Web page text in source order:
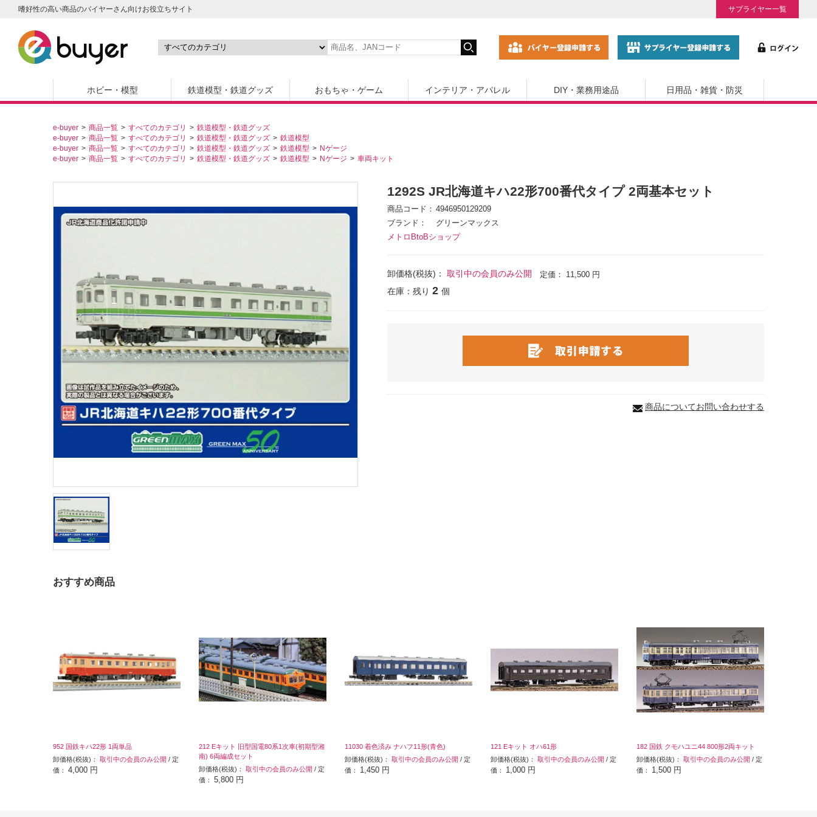
嗜好性の高い商品のバイヤーさん向けお役立ちサイト サプライヤー一覧
ホビー・模型 鉄道模型・鉄道グッズ おもちゃ・ゲーム インテリア・アパレル DIY・業務用途品 日用品・雑貨・防災
e-buyer 商品一覧 すべてのカテゴリ
鉄道模型・鉄道グッズ
e-buyer
商品一覧 すべてのカテゴリ 鉄道模型・鉄道グッズ
鉄道模型
e-buyer
商品一覧 すべてのカテゴリ 鉄道模型・鉄道グッズ 鉄道模型
Nゲージ
e-buyer
商品一覧 すべてのカテゴリ 鉄道模型・鉄道グッズ 鉄道模型 Nゲージ 車両キット
1292S JR北海道キハ22形700番代タイプ 2両基本セット
商品コード
4946950129209
ブランド
グリーンマックス
メトロBtoBショップ
卸価格(税抜)： 取引中の会員のみ公開 定価： 11,500 円
在庫：残り 2 個
商品についてお問い合わせする
おすすめ商品
952 国鉄キハ22形 1両単品
卸価格(税抜)： 取引中の会員のみ公開 / 定
価： 4,000 円
212 Eキット 旧型国電80系1次車(初期型湘
南) 6両編成セット
卸価格(税抜)： 取引中の会員のみ公開 / 定
価： 5,800 円
11030 着色済み ナハフ11形(青色)
卸価格(税抜)： 取引中の会員のみ公開 / 定
価： 1,450 円
121 Eキット オハ61形
卸価格(税抜)： 取引中の会員のみ公開 / 定
価： 1,000 円
182 国鉄 クモハユニ44 800形2両キット
卸価格(税抜)： 取引中の会員のみ公開 / 定
価： 1,500 円